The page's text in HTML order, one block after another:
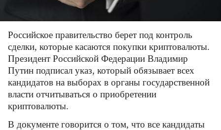
Российское правительство берет под контроль
сделки, которые касаются покупки криптовалюты.
Президент Российской Федерации Владимир
Путин подписал указ, который обязывает всех
кандидатов на выборах в органы государственной
власти отчитываться о приобретении
криптовалюты.
В документе говорится о том, что все кандидаты